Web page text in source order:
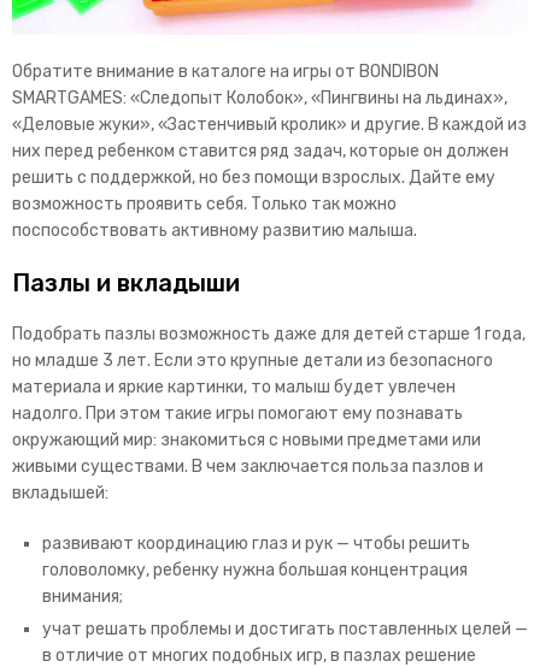
Обратите внимание в каталоге на игры от BONDIBON
SMARTGAMES: «Следопыт Колобок», «Пингвины на льдинах»,
«Деловые жуки», «Застенчивый кролик» и другие. В каждой из
них перед ребенком ставится ряд задач, которые он должен
решить с поддержкой, но без помощи взрослых. Дайте ему
возможность проявить себя. Только так можно
поспособствовать активному развитию малыша.
Пазлы и вкладыши
Подобрать пазлы возможность даже для детей старше 1 года,
но младше 3 лет. Если это крупные детали из безопасного
материала и яркие картинки, то малыш будет увлечен
надолго. При этом такие игры помогают ему познавать
окружающий мир: знакомиться с новыми предметами или
живыми существами. В чем заключается польза пазлов и
вкладышей:
развивают координацию глаз и рук — чтобы решить
головоломку, ребенку нужна большая концентрация
внимания;
учат решать проблемы и достигать поставленных целей —
в отличие от многих подобных игр, в пазлах решение